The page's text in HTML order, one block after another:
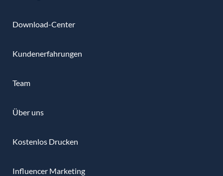
Download-Center
Kundenerfahrungen
Team
Über uns
Kostenlos Drucken
Influencer Marketing